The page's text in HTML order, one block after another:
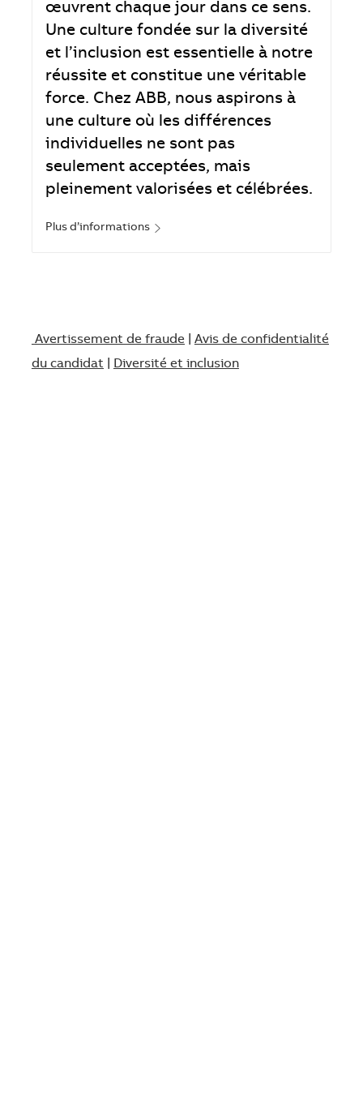
œuvrent chaque jour dans ce sens.
Une culture fondée sur la diversité
et l’inclusion est essentielle à notre
réussite et constitue une véritable
force. Chez ABB, nous aspirons à
une culture où les différences
individuelles ne sont pas
seulement acceptées, mais
pleinement valorisées et célébrées.
Plus d’informations
Avertissement de fraude| Avis de confidentialité
du candidat
Diversité et inclusion